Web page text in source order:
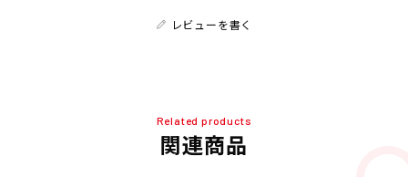
レビューを書く
Related products
関連商品